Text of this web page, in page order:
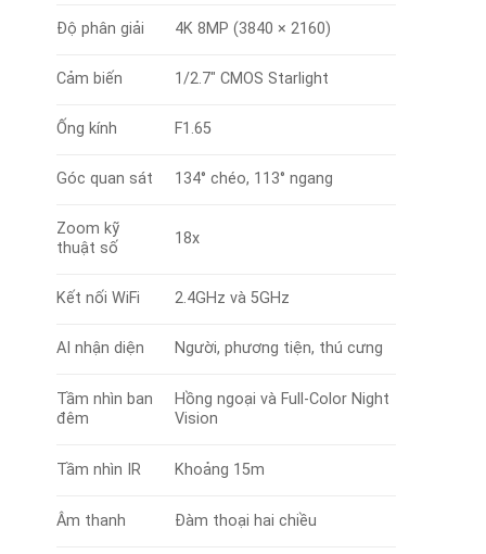
Độ phân giải 4K 8MP (3840 × 2160)
Cảm biến 1/2.7″ CMOS Starlight
Ống kính F1.65
Góc quan sát 134° chéo, 113° ngang
Zoom kỹ
thuật số
18x
Kết nối WiFi 2.4GHz và 5GHz
AI nhận diện Người, phương tiện, thú cưng
Tầm nhìn ban
đêm
Hồng ngoại và Full-Color Night
Vision
Tầm nhìn IR Khoảng 15m
Âm thanh Đàm thoại hai chiều